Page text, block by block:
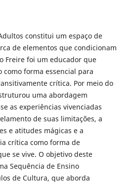
constitui um espaço de
de elementos que condicionam
Freire foi um educador que
como forma essencial para
crítica. Por meio do
uma abordagem
as experiências vivenciadas
de suas limitações, a
e atitudes mágicas e a
crítica como forma de
se vive. O objetivo deste
Sequência de Ensino
de Cultura, que aborda